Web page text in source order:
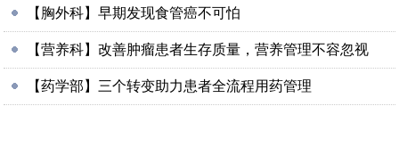
【胸外科】早期发现食管癌不可怕
【营养科】改善肿瘤患者生存质量，营养管理不容忽视
【药学部】三个转变助力患者全流程用药管理